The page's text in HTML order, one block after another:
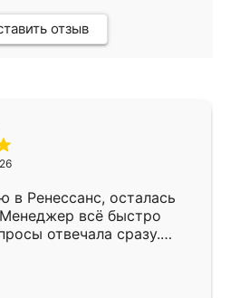
отзыв
в Ренессанс, осталась
всё быстро
отвечала сразу.
в субботу, подошёл к
Собрали
аккуратно, даже